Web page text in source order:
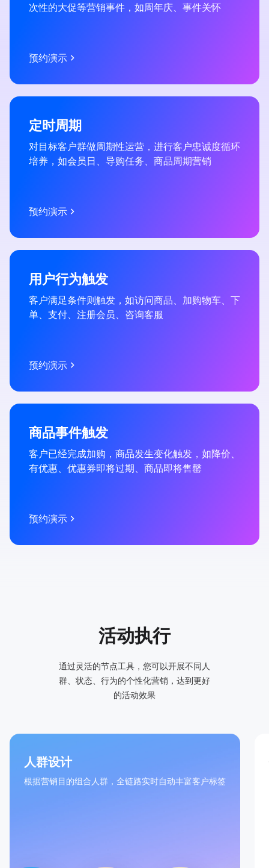
如：对在天猫/京东等公域消费但未在私域消费的
使用小程序的习惯等
进一步了解
添加我们的企微小程序上领礼
新粉丝转化
如：筛选出近一个月关注公众号、但没下单的新粉
次性的大促等营销事件，如周年庆、事件关怀
预约演示
定时周期
对目标客户群做周期性运营，进行客户忠诚度循环
培养，如会员日、导购任务、商品周期营销
预约演示
用户行为触发
客户满足条件则触发，如访问商品、加购物车、下
单、支付、注册会员、咨询客服
预约演示
商品事件触发
客户已经完成加购，商品发生变化触发，如降价、
有优惠、优惠券即将过期、商品即将售罄
预约演示
活动执行
通过灵活的节点工具，您可以开展不同人
群、状态、行为的个性化营销，达到更好
的活动效果
人群设计
根据营销目的组合人群，全链路实时自动丰富客户标签